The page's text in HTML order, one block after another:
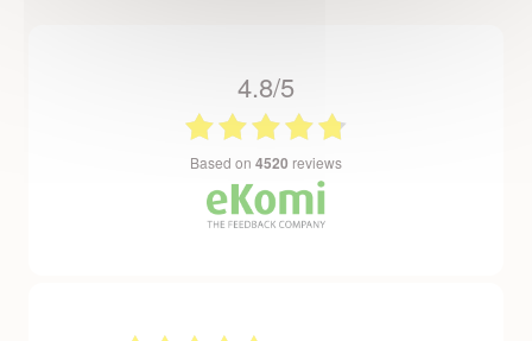
4.8/5
based on 4520 reviews